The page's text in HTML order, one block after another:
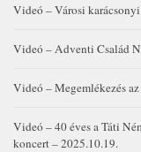
Videó – Városi
Videó – Adventi Család
Videó – Megemlékezés
Videó – 40 éves a Táti
koncert – 2025.10.19.